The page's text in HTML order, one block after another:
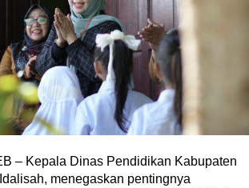
– Kepala Dinas Pendidikan Kabupaten
menegaskan pentingnya